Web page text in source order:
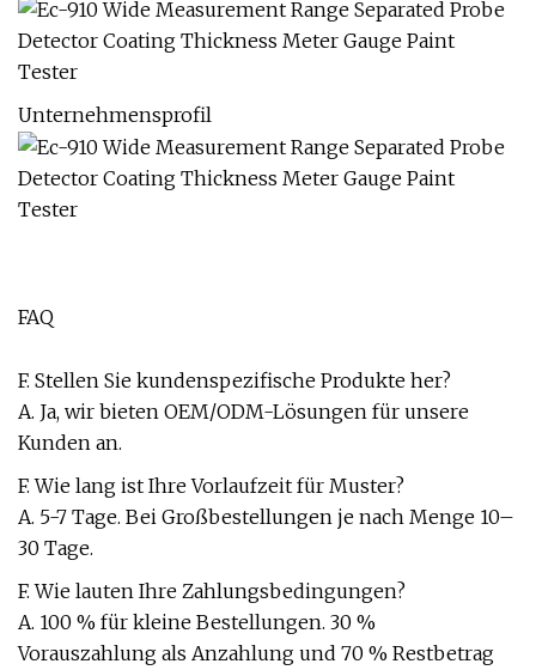
Unternehmensprofil
FAQ
F. Stellen Sie kundenspezifische Produkte her?
A. Ja, wir bieten OEM/ODM-Lösungen für unsere
Kunden an.
F. Wie lang ist Ihre Vorlaufzeit für Muster?
A. 5-7 Tage. Bei Großbestellungen je nach Menge 10–
30 Tage.
F. Wie lauten Ihre Zahlungsbedingungen?
A. 100 % für kleine Bestellungen. 30 %
Vorauszahlung als Anzahlung und 70 % Restbetrag